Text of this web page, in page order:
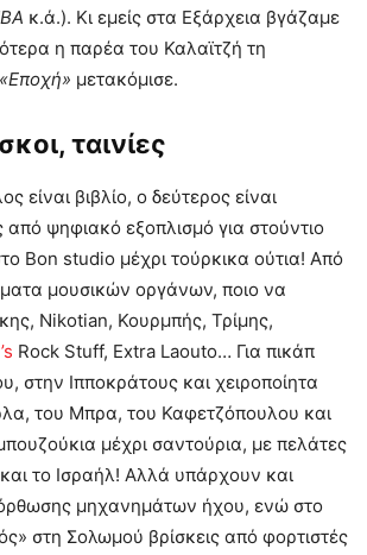
κ.ά.). Κι εμείς στα Εξάρχεια βγάζαμε
η παρέα του Καλαϊτζή τη
«Εποχή» μετακόμισε.
ταινίες
είναι βιβλίο, ο δεύτερος είναι
από ψηφιακό εξοπλισμό για στούντιο
Bon studio μέχρι τούρκικα ούτια! Από
μουσικών οργάνων, ποιο να
Nikotian, Κουρμπής, Τρίμης,
Rock Stuff, Extra Laouto… Για πικάπ
στην Ιπποκράτους και χειροποίητα
του Μπρα, του Καφετζόπουλου και
μέχρι σαντούρια, με πελάτες
το Ισραήλ! Αλλά υπάρχουν και
μηχανημάτων ήχου, ενώ στο
στη Σολωμού βρίσκεις από φορτιστές